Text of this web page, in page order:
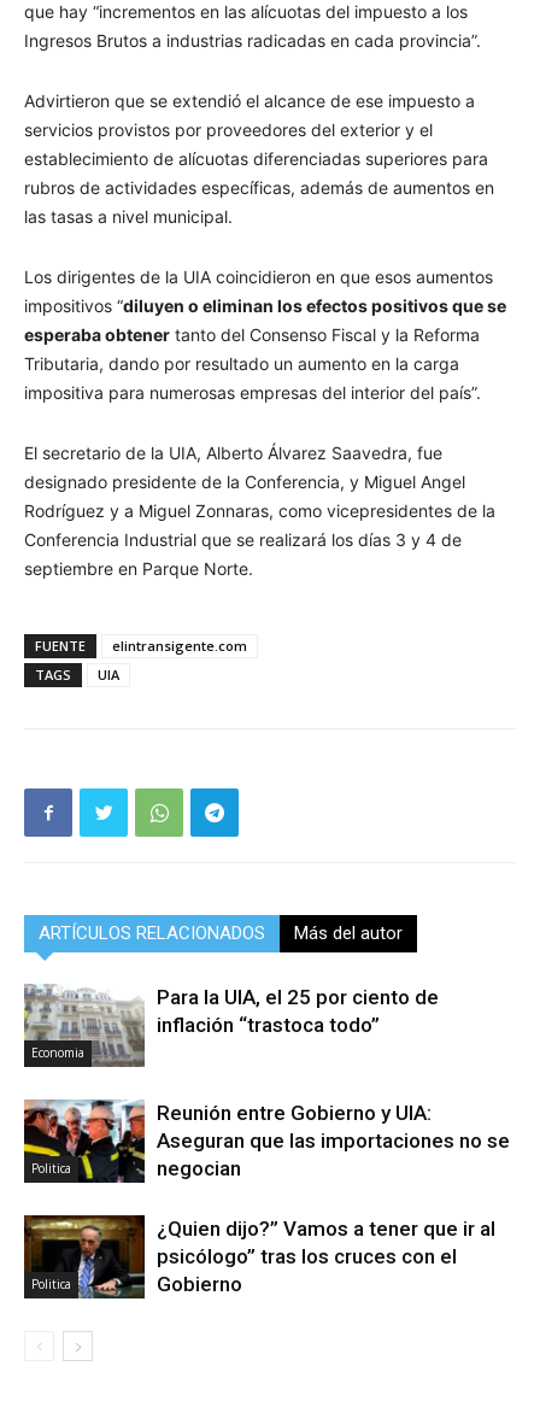
que hay “incrementos en las alícuotas del impuesto a los
Ingresos Brutos a industrias radicadas en cada provincia”.
Advirtieron que se extendió el alcance de ese impuesto a
servicios provistos por proveedores del exterior y el
establecimiento de alícuotas diferenciadas superiores para
rubros de actividades específicas, además de aumentos en
las tasas a nivel municipal.
Los dirigentes de la UIA coincidieron en que esos aumentos
impositivos “diluyen o eliminan los efectos positivos que se
esperaba obtener tanto del Consenso Fiscal y la Reforma
Tributaria, dando por resultado un aumento en la carga
impositiva para numerosas empresas del interior del país”.
El secretario de la UIA, Alberto Álvarez Saavedra, fue
designado presidente de la Conferencia, y Miguel Angel
Rodríguez y a Miguel Zonnaras, como vicepresidentes de la
Conferencia Industrial que se realizará los días 3 y 4 de
septiembre en Parque Norte.
FUENTE
elintransigente.com
TAGS
UIA
ARTÍCULOS RELACIONADOS Más del autor
Economia
Para la UIA, el 25 por ciento de
inflación “trastoca todo”
Politica
Reunión entre Gobierno y UIA:
Aseguran que las importaciones no se
negocian
Politica
¿Quien dijo?” Vamos a tener que ir al
psicólogo” tras los cruces con el
Gobierno